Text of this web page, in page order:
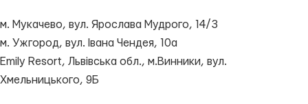
м. Мукачево, вул. Ярослава Мудрого, 14/3
м. Ужгород, вул. Івана Чендея, 10а
Emily Resort, Львівська обл., м.Винники, вул.
Хмельницького, 9Б